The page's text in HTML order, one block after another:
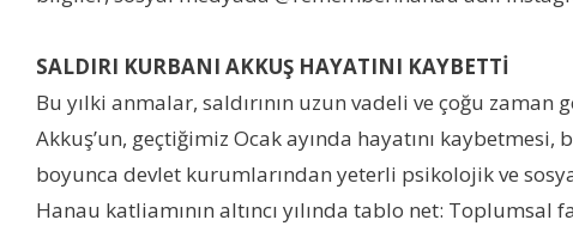
SALDIRI KURBANI AKKUŞ HAYATINI KAYBETTİ
Bu yılki anmalar, saldırının uzun vadeli ve çoğu
Akkuş’un, geçtiğimiz Ocak ayında hayatını
boyunca devlet kurumlarından yeterli psikolojik ve
Hanau katliamının altıncı yılında tablo net: